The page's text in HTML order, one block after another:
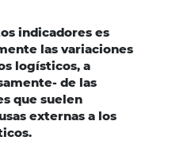
indicadores es
las variaciones
logísticos, a
de las
que suelen
externas a los